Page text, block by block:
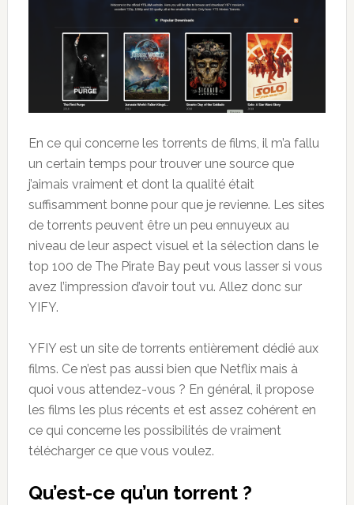
En ce qui concerne les torrents de films, il m’a fallu
un certain temps pour trouver une source que
j’aimais vraiment et dont la qualité était
suffisamment bonne pour que je revienne. Les sites
de torrents peuvent être un peu ennuyeux au
niveau de leur aspect visuel et la sélection dans le
top 100 de The Pirate Bay peut vous lasser si vous
avez l’impression d’avoir tout vu. Allez donc sur
YIFY.
YFIY est un site de torrents entièrement dédié aux
films. Ce n’est pas aussi bien que Netflix mais à
quoi vous attendez-vous ? En général, il propose
les films les plus récents et est assez cohérent en
ce qui concerne les possibilités de vraiment
télécharger ce que vous voulez.
Qu’est-ce qu’un torrent ?